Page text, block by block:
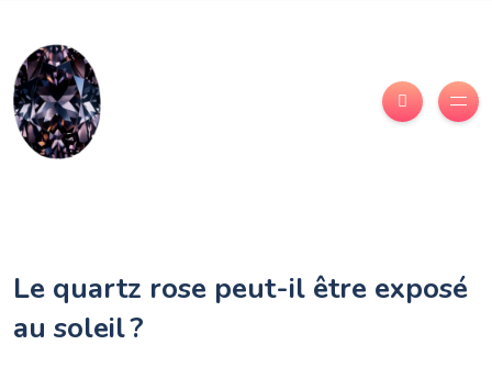
Le quartz rose peut-il être exposé
au soleil ?